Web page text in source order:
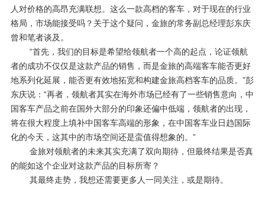
人对价格的高昂充满联想。这么一款高档的客车，对于现在的行业
格局，市场能接受吗？关于这个疑问，金旅的常务副总经理彭东庆
曾和笔者谈及。
“首先，我们的目标是希望给领航者一个高的起点，论证领航
者的成功不仅仅是这款产品的销售，而是金旅的高端客车能否更好
地系列化延展，能否更有效地拓宽和构建金旅高档客车的品质。”彭
东庆说：“再者，领航者其实在海外市场已经有了一些销售意向，中
国客车产品之前在国外大部分的印象还偏中低端，领航者的出现，
将在很大程度上填补中国客车高端的形象，在中国客车业日趋国际
化的今天，这其中的市场空间还是蛮值得想象的。”
金旅对领航者的未来其实充满了双向期待，但最终结果是否真
的能如这个企业对这款产品的目标所寄？
其最终走势，我想还需要更多人一同关注，或是期待。